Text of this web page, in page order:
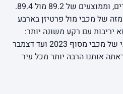
ארבעה נצחונות, ארבעה הפסדים, וממוצעים של 89.2 מול 89.4.
של מכבי מול פרטיזן בארבע
יריבות עם רקע משונה יותר:
בלגרד הרי שימשה כבית הזמני של מכבי מסוף 2023 ועד דצמבר
ראתה אותנו הרבה יותר מכל עיר